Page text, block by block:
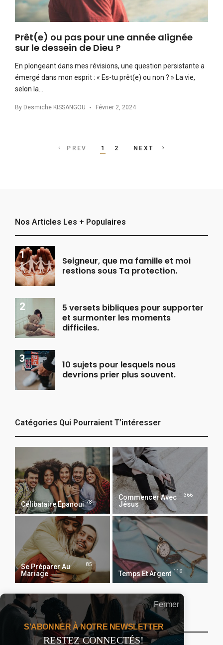
Prêt(e) ou pas pour une année alignée
sur le dessein de Dieu ?
En plongeant dans mes révisions, une question persistante a
émergé dans mon esprit : « Es-tu prêt(e) ou non ? » La vie,
selon la…
By Desmiche KISSANGOU Février 2, 2024
Posts
PREV 1 2 NEXT
Nos Articles Les + Populaires
Seigneur, que ma famille et moi
restions sous Ta protection.
5 versets bibliques pour supporter
et surmonter les moments
difficiles.
10 sujets pour lesquels nous
devrions prier plus souvent.
Catégories Qui Pourraient T’intéresser
Célibataire Épanoui 78
Commencer Avec
Jésus
366
Se Préparer Au
Mariage
85
Temps Et Argent 116
Recevoir Notre Newsletter Chaque Matin
Fermer
S'ABONNER À NOTRE NEWSLETTER
RESTEZ CONNECTÉS!